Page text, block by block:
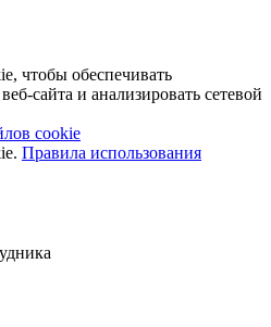
чтобы обеспечивать
сайта и анализировать сетевой
cookie
Правила использования